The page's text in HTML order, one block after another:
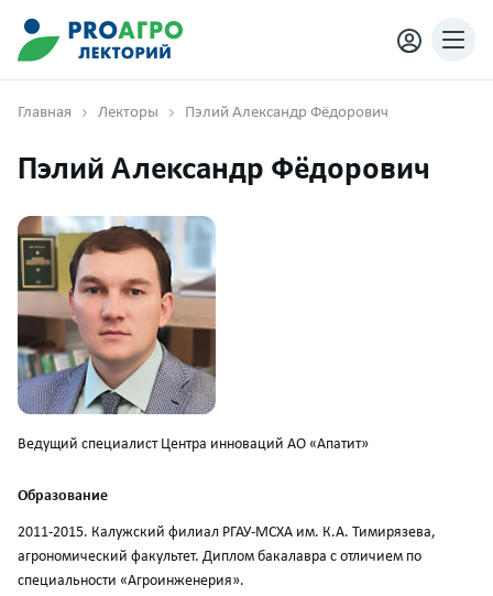
Главная Лекторы Пэлий Александр Фёдорович
Пэлий Александр Фёдорович
Ведущий специалист Центра инноваций АО «Апатит»
Образование
2011-2015. Калужский филиал РГАУ-МСХА им. К.А. Тимирязева,
агрономический факультет. Диплом бакалавра с отличием по
специальности «Агроинженерия».